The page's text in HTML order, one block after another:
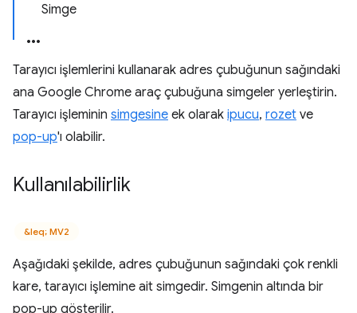
Simge
Tarayıcı işlemlerini kullanarak adres çubuğunun sağındaki
ana Google Chrome araç çubuğuna simgeler yerleştirin.
Tarayıcı işleminin simgesine ek olarak ipucu, rozet ve
pop-up'ı olabilir.
Kullanılabilirlik
&leq; MV2
Aşağıdaki şekilde, adres çubuğunun sağındaki çok renkli
kare, tarayıcı işlemine ait simgedir. Simgenin altında bir
pop-up gösterilir.